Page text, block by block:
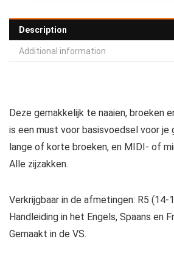
Description
Additional information
Deze gemakkelijk te naaien, broeken
is een must voor basisvoedsel voor je
lange of korte broeken, en MIDI- of
Alle zijzakken.
Verkrijgbaar in de afmetingen: R5
Handleiding in het Engels, Spaans en
Gemaakt in de VS.